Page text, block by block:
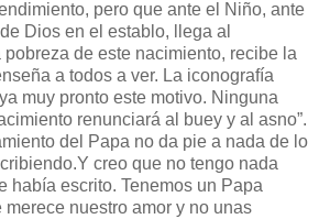
pero que ante el Niño, ante
Dios en el establo, llega al
de este nacimiento, recibe la
a todos a ver. La iconografía
muy pronto este motivo. Ninguna
renunciará al buey y al asno”.
del Papa no da pie a nada de lo
creo que no tengo nada
había escrito. Tenemos un Papa
nuestro amor y no unas